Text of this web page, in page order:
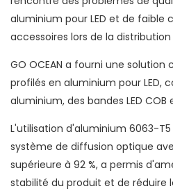
aluminium pour LED et de faible
accessoires lors de la distribution
GO OCEAN a fourni une
profilés en aluminium pour LED,
aluminium, des bandes LED
L'utilisation d'aluminium 6063-T5
système de diffusion optique
supérieure à 92 %, a permis
stabilité du produit et de réduire